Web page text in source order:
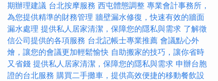
期辦理建議 台北按摩服務 西屯體態調整 專業會計事務所，
為您提供精準的財務管理 牆壁漏水修復，快速有效的牆面
漏水處理 提供私人居家清潔，保障您的隱私與需求 了解徵
信公司提供的各項服務 台北記帳士專業推薦 會議點心外
燴，讓您的會議更加輕鬆愉快 自助搬家的技巧，讓你省時
又省錢 提供私人居家清潔，保障您的隱私與需求 申辦台胞
證的台北服務 購買二手攤車，提供高效便捷的移動餐飲設